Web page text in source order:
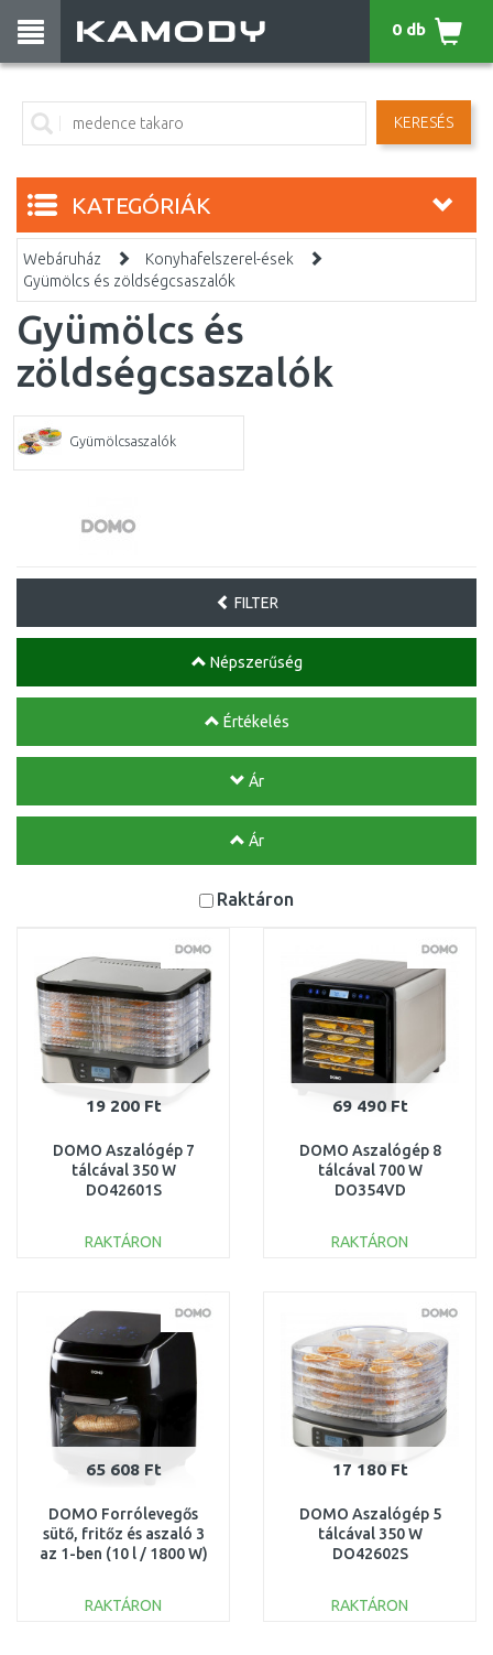
KERESÉS
0 db
KATEGÓRIÁK
Webáruház
Konyhafelszerel-ések
Gyümölcs és zöldségcsaszalók
Gyümölcs és
zöldségcsaszalók
Gyümölcsaszalók
FILTER
Népszerűség
Értékelés
Ár
Ár
Raktáron
19 200 Ft
DOMO Aszalógép 7
tálcával 350 W
DO42601S
RAKTÁRON
Összehasonlítás
69 490 Ft
DOMO Aszalógép 8
tálcával 700 W
DO354VD
RAKTÁRON
Összehasonlítás
65 608 Ft
DOMO Forrólevegős
sütő, fritőz és aszaló 3
az 1-ben (10 l / 1800 W)
RAKTÁRON
17 180 Ft
DOMO Aszalógép 5
tálcával 350 W
DO42602S
RAKTÁRON